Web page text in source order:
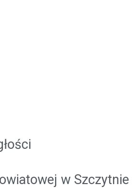
w Szczytnie